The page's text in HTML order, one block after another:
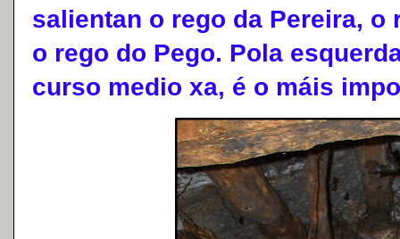
salientan o rego da Pereira, o
o rego do Pego. Pola
curso medio xa, é o máis